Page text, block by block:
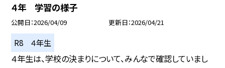
４年 学習の様子
公開日 2026/04/09 更新日 2026/04/21
R8 ４年生
４年生は、学校の決まりについて、みんなで確認していまし